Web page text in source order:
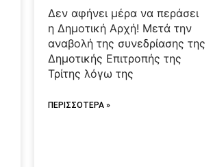
Δεν αφήνει μέρα να περάσει
η Δημοτική Αρχή! Μετά την
αναβολή της συνεδρίασης της
Δημοτικής Επιτροπής της
Τρίτης λόγω της
ΠΕΡΙΣΣΟΤΕΡΑ »